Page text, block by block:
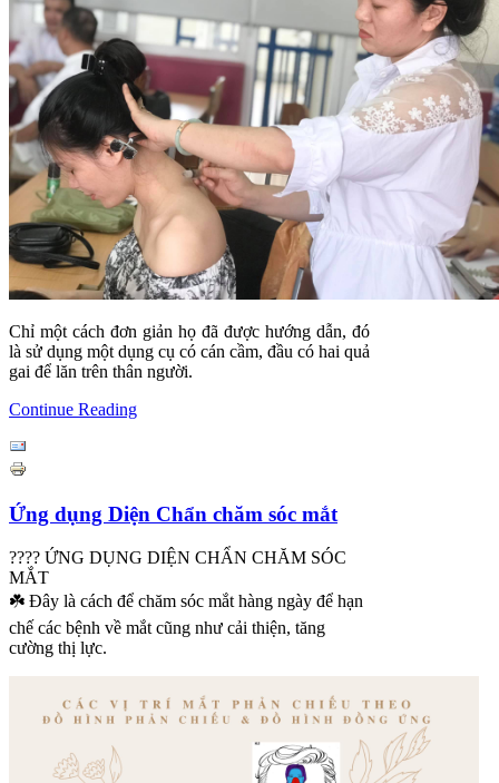
Chỉ một cách đơn giản họ đã được hướng dẫn, đó
là sử dụng một dụng cụ có cán cầm, đầu có hai quả
gai để lăn trên thân người.
Continue Reading
Ứng dụng Diện Chẩn chăm sóc mắt
???? ỨNG DỤNG DIỆN CHẨN CHĂM SÓC
MẮT
☘️ Đây là cách để chăm sóc mắt hàng ngày để hạn
chế các bệnh về mắt cũng như cải thiện, tăng
cường thị lực.